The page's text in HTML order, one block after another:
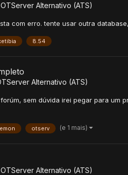
OTServer Alternativo (ATS)
com erro. tente usar outra
8.54
Alternativo (ATS)
sem dúvida irei pegar para um
otserv (e 1 mais)
OTServer Alternativo (ATS)